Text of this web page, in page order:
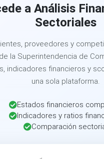
a Análisis
Sectoriales
proveedores y
la Superintendencia de
indicadores financieros y
una sola plataforma.
Estados financieros
Indicadores y ratios
Comparación